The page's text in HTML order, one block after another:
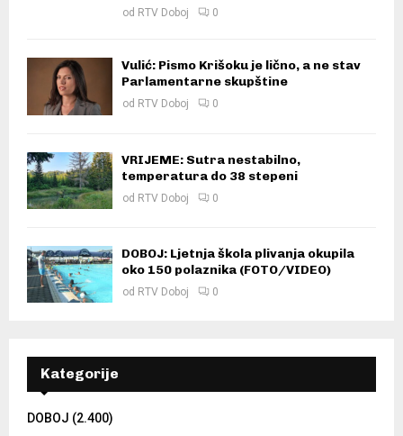
od RTV Doboj 0
Vulić: Pismo Krišoku je lično, a ne stav
Parlamentarne skupštine
od RTV Doboj 0
VRIJEME: Sutra nestabilno,
temperatura do 38 stepeni
od RTV Doboj 0
DOBOJ: Ljetnja škola plivanja okupila
oko 150 polaznika (FOTO/VIDEO)
od RTV Doboj 0
Kategorije
DOBOJ (2.400)